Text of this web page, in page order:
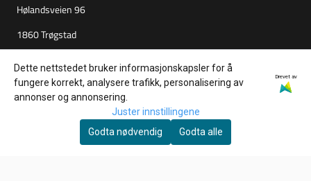
Hølandsveien 96
1860 Trøgstad
Tlf:+4790847527
Dette nettstedet bruker informasjonskapsler for å
fungere korrekt, analysere trafikk, personalisering av
annonser og annonsering.
Drevet av
Juster innstillingene
Godta nødvendig
Godta alle